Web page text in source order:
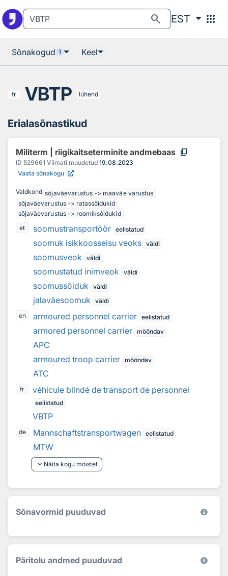
search EST apps
Sõnakogud 1 Keel
fr VBTP lühend
Erialasõnastikud
Militerm | riigikaitseterminite andmebaas content_copy
ID 529661 Viimati muudetud 19.08.2023
Vaata sõnakogu
Valdkond sõjaväevarustus -> maaväe varustus
sõjaväevarustus -> ratassõidukid
sõjaväevarustus -> roomiksõidukid
et
soomustransportöör eelistatud
soomuk isikkoosseisu veoks väldi
soomusveok väldi
soomustatud inimveok väldi
soomussõiduk väldi
jalaväesoomuk väldi
en
armoured personnel carrier eelistatud
armored personnel carrier mööndav
APC
armoured troop carrier mööndav
ATC
fr véhicule blindé de transport de personnel
eelistatud
VBTP
de Mannschaftstransportwagen eelistatud
MTW
keyboard_arrow_down Näita kogu mõistet
Sõnavormid puuduvad
Päritolu andmed puuduvad